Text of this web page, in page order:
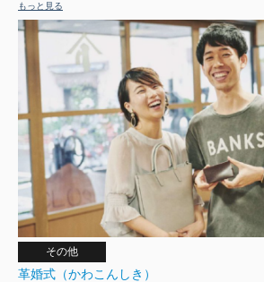
もっと見る
その他
革婚式（かわこんしき）